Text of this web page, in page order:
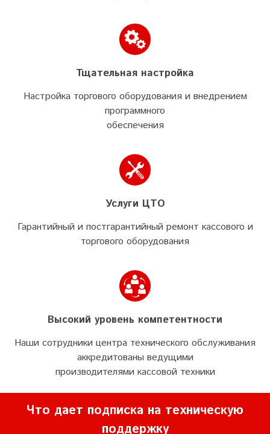
Тщательная настройка
Настройка торгового оборудования и внедрением
программного
обеспечения
Услуги ЦТО
Гарантийный и постгарантийный ремонт кассового и
торгового оборудования
Высокий уровень компетентности
Наши сотрудники центра технического обслуживания
аккредитованы ведущими
производителями кассовой техники
Что дает подписка на техническую
поддержку